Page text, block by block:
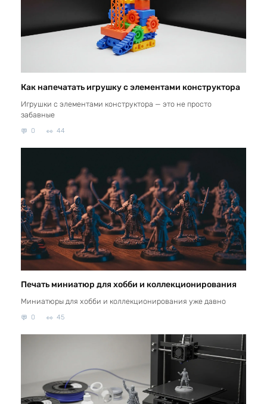
Как напечатать игрушку с элементами конструктора
Игрушки с элементами конструктора — это не просто
забавные
0 44
Печать миниатюр для хобби и коллекционирования
Миниатюры для хобби и коллекционирования уже давно
0 45